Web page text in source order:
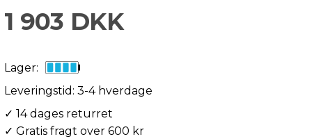
1 903 DKK
Lager:
Leveringstid: 3-4 hverdage
✓ 14 dages returret
✓ Gratis fragt over 600 kr